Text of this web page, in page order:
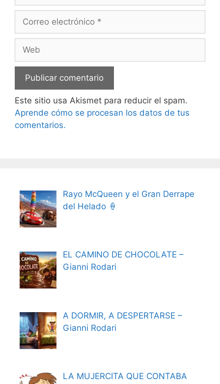
electrónico
Este sitio usa Akismet para reducir el spam.
Aprende cómo se procesan los datos de tus
comentarios.
Rayo McQueen y el Gran Derrape
del Helado 🍦
EL CAMINO DE CHOCOLATE –
Gianni Rodari
A DORMIR, A DESPERTARSE –
Gianni Rodari
LA MUJERCITA QUE CONTABA